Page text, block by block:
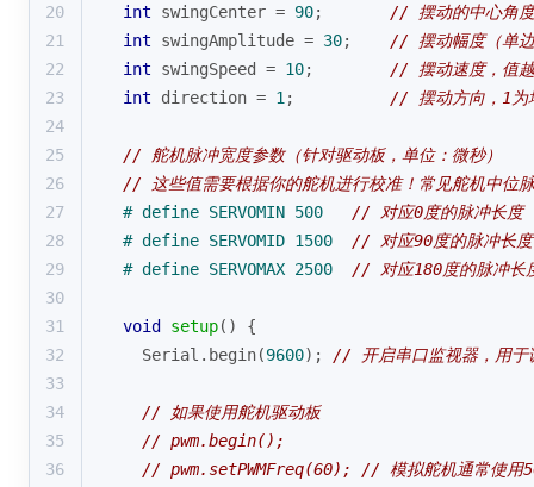
20
int swingCenter = 90; // 摆动的中心角度
21
int swingAmplitude = 30; // 摆动幅度（单
22
int swingSpeed = 10; // 摆动速度，值越
23
int direction = 1 ; // 摆动方向，1为
24
25
// 舵机脉冲宽度参数（针对驱动板，单位：微秒）
26
// 这些值需要根据你的舵机进行校准！常见舵机中位
27
# define SERVOMIN 500 // 对应0度的脉冲长度
28
# define SERVOMID 1500 // 对应90度的脉冲长度
29
# define SERVOMAX 2500 // 对应180度的脉冲长
30
31
void setup()
{
32
  Serial.
begin(9600); // 开启串口监视器，用于
33
34
// 如果使用舵机驱动板
35
// pwm.begin();
36
// pwm.setPWMFreq(60); // 模拟舵机通常使用